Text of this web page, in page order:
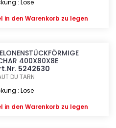
: Lose
in den Warenkorb zu legen
400X80X8E
5242630
DU TARN
: Lose
in den Warenkorb zu legen